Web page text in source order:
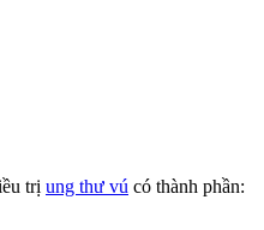
trị ung thư vú có thành phần: